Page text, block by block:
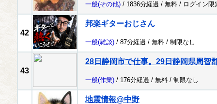
一般(その他) / 1836分経過 / 無料 / ログイン限
42
邦楽ギターおじさん
一般(雑談) / 87分経過 / 無料 / 制限なし
43
28日静岡市で仕事。29日静岡県周智
一般(作業) / 176分経過 / 無料 / 制限なし
地震情報@中野